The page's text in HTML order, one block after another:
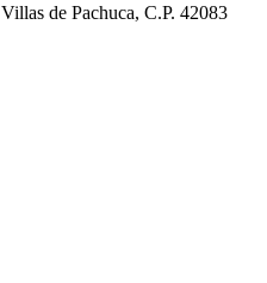
de Pachuca, C.P. 42083